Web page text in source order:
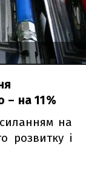
– на 11%
на
розвитку і